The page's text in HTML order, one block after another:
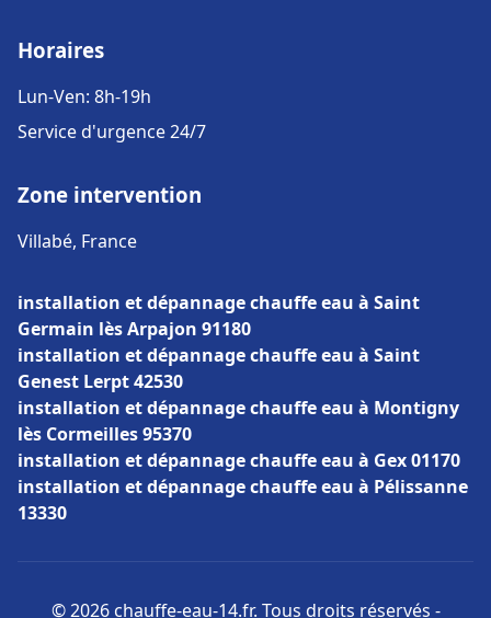
Horaires
Lun-Ven: 8h-19h
Service d'urgence 24/7
Zone intervention
Villabé, France
installation et dépannage chauffe eau à Saint
Germain lès Arpajon 91180
installation et dépannage chauffe eau à Saint
Genest Lerpt 42530
installation et dépannage chauffe eau à Montigny
lès Cormeilles 95370
installation et dépannage chauffe eau à Gex 01170
installation et dépannage chauffe eau à Pélissanne
13330
© 2026 chauffe-eau-14.fr. Tous droits réservés -